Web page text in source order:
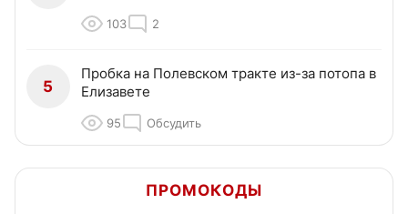
103 2
5
Пробка на Полевском тракте из-за потопа в
Елизавете
95 Обсудить
ПРОМОКОДЫ